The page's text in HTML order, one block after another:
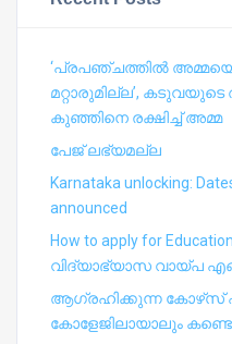
‘പ്രപഞ്ചത്തില്‍
മറ്റാരുമില്ല’,
കുഞ്ഞിനെ രക്ഷിച്ച് അമ്മ
പേജ് ലഭ്യമല്ല
Karnataka unlocking:
announced
How to apply for Education
വിദ്യാഭ്യാസ വായ്പ
ആഗ്രഹിക്കുന്ന കോഴ്‍സ്
കോളേജിലായാലും